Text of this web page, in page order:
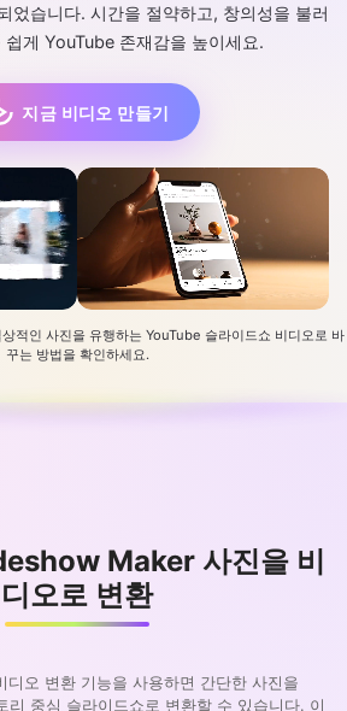
었습니다. 시간을 절약하고, 창의성을 불러
쉽게 YouTube 존재감을 높이세요.
지금 비디오 만들기
적인 사진을 유행하는 YouTube 슬라이드쇼 비디오로 바
꾸는 방법을 확인하세요.
Maker 사진을 비
디오로 변환
디오 변환 기능을 사용하면 간단한 사진을
리 중심 슬라이드쇼로 변환할 수 있습니다. 이